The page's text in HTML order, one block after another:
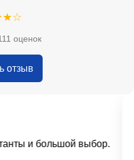
оценок
отзыв
и большой выбор.